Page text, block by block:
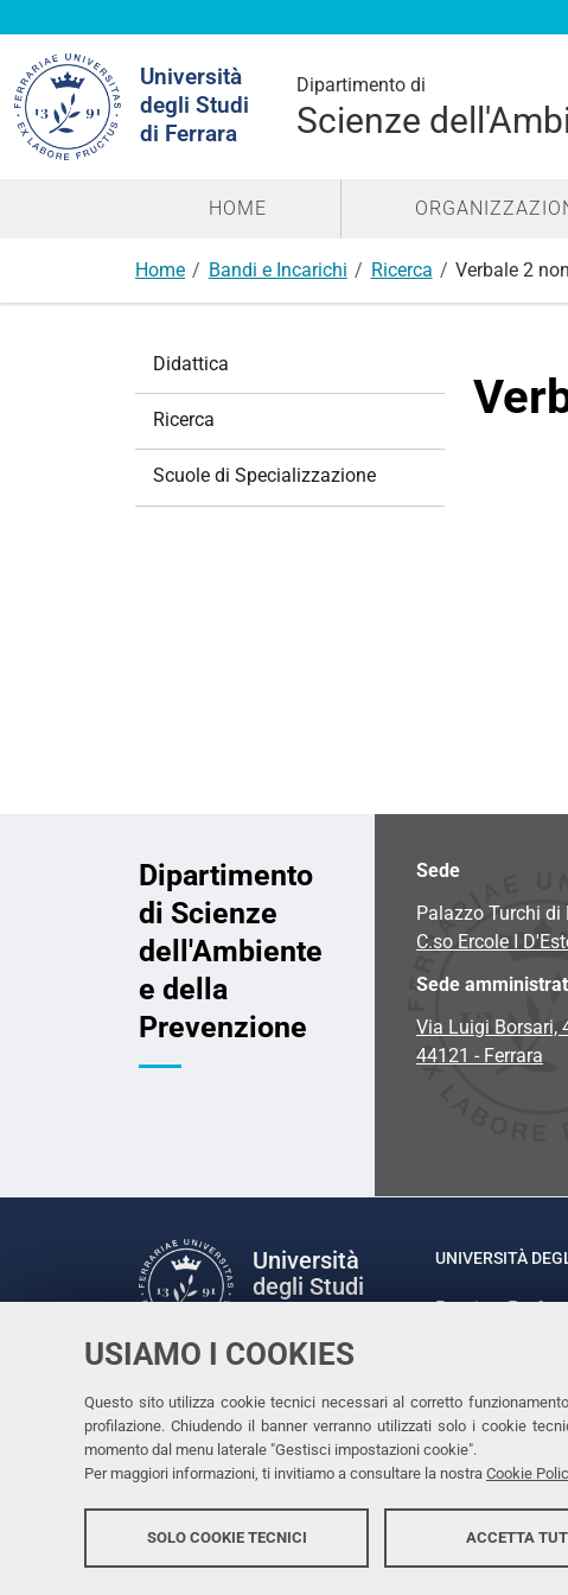
USIAMO I COOKIES
Questo sito utilizza cookie tecnici necessari al corretto
profilazione. Chiudendo il banner verranno utilizzati solo i cookie
momento dal menu laterale "Gestisci impostazioni cookie".
Per maggiori informazioni, ti invitiamo a consultare la nostra Cookie
SOLO COOKIE TECNICI ACCETTA
Università
degli Studi
di Ferrara
Dipartimento di
Scienze
nel
sito
HOME
Home Bandi e Incarichi Ricerca Verbale 2
Didattica
Ricerca
Scuole di Specializzazione
Dipartimento
di Scienze
dell'Ambiente
e della
Prevenzione
Sede
Palazzo Turchi di
C.so Ercole I
Sede
Via Luigi Borsari,
44121 - Ferrara
Università
degli Studi
Facebook
LinkedinInstagram
Youtube
UNIVERSITÀ
Rettrice: